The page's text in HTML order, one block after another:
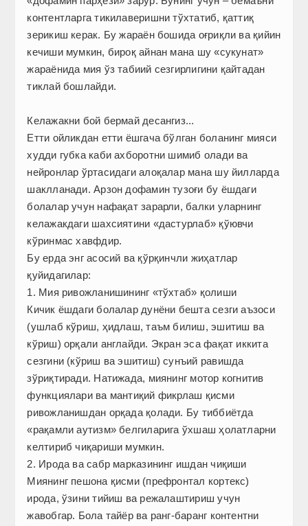
контентларга тикилаверишни тўхтатиб, қаттиқ
зерикиш керак. Бу жараён бошида оғриқли ва қийин
кечиши мумкин, бироқ айнан мана шу «сукунат»
жараёнида мия ўз табиий сезгирлигини қайтадан
тиклай бошлайди.
Келажакни бой бермай десангиз...
Етти ойликдан етти ёшгача бўлган боланинг мияси
худди губка каби ахборотни шимиб олади ва
нейронлар ўртасидаги алоқалар мана шу йилларда
шаклланади. Арзон дофамин тузоғи бу ёшдаги
болалар учун нафақат зарарли, балки уларнинг
келажакдаги шахсиятини «дастурлаб» қўювчи
кўринмас хавфдир.
Бу ерда энг асосий ва қўрқинчли жиҳатлар
қуйидагилар:
1. Мия ривожланишининг «тўхтаб» қолиши
Кичик ёшдаги болалар дунёни бешта сезги аъзоси
(ушлаб кўриш, ҳидлаш, таъм билиш, эшитиш ва
кўриш) орқали англайди. Экран эса фақат иккита
сезгини (кўриш ва эшитиш) сунъий равишда
зўриқтиради. Натижада, миянинг мотор когнитив
функциялари ва мантиқий фикр­лаш қисми
ривожланишдан орқада қолади. Бу тиббиётда
«рақамли аутизм» белгиларига ўхшаш ҳолатларни
келтириб чиқариши мумкин.
2. Ирода ва сабр марказининг ишдан чиқиши
Миянинг пешона қисми (префронтал кортекс)
ирода, ўзини тийиш ва режалаштириш учун
жавобгар. Бола тайёр ва ранг-баранг контентни